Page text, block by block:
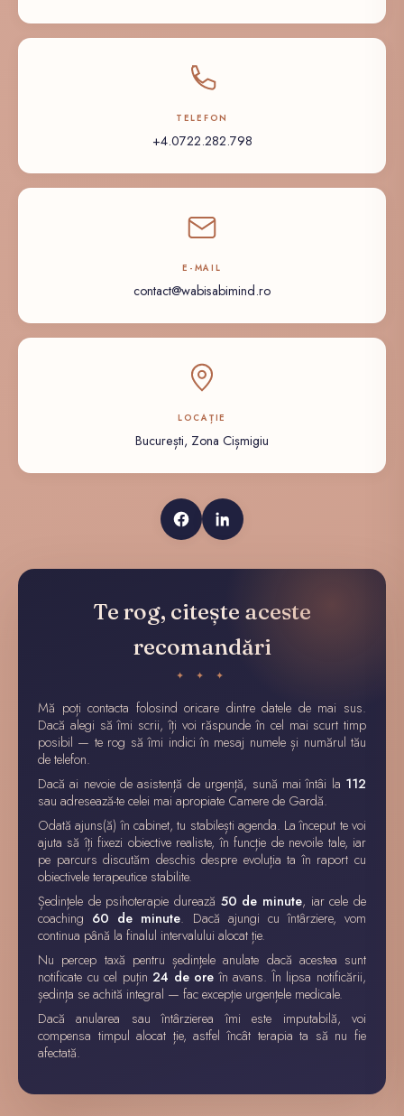
TELEFON
+4.0722.282.798
E-MAIL
contact@wabisabimind.ro
LOCAȚIE
București, Zona Cișmigiu
Te rog, citește aceste
recomandări
✦ ✦ ✦
Mă poți contacta folosind oricare dintre datele de mai sus.
Dacă alegi să îmi scrii, îți voi răspunde în cel mai scurt timp
posibil — te rog să îmi indici în mesaj numele și numărul tău
de telefon.
Dacă ai nevoie de asistență de urgență, sună mai întâi la 112
sau adresează-te celei mai apropiate Camere de Gardă.
Odată ajuns(ă) în cabinet, tu stabilești agenda. La început te voi
ajuta să îți fixezi obiective realiste, în funcție de nevoile tale, iar
pe parcurs discutăm deschis despre evoluția ta în raport cu
obiectivele terapeutice stabilite.
Ședințele de psihoterapie durează 50 de minute, iar cele de
coaching 60 de minute. Dacă ajungi cu întârziere, vom
continua până la finalul intervalului alocat ție.
Nu percep taxă pentru ședințele anulate dacă acestea sunt
notificate cu cel puțin24 de ore în avans. În lipsa notificării,
ședința se achită integral — fac excepție urgențele medicale.
Dacă anularea sau întârzierea îmi este imputabilă, voi
compensa timpul alocat ție, astfel încât terapia ta să nu fie
afectată.